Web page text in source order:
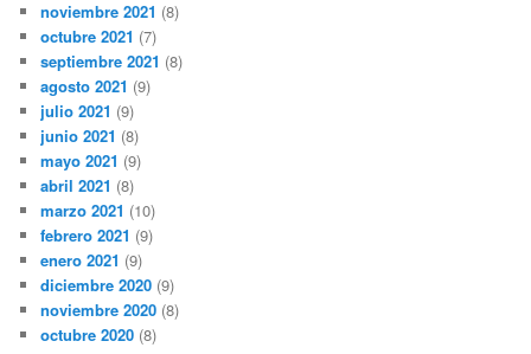
noviembre 2021 (8)
octubre 2021 (7)
septiembre 2021 (8)
agosto 2021 (9)
julio 2021 (9)
junio 2021 (8)
mayo 2021 (9)
abril 2021 (8)
marzo 2021 (10)
febrero 2021 (9)
enero 2021 (9)
diciembre 2020 (9)
noviembre 2020 (8)
octubre 2020 (8)